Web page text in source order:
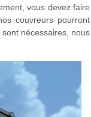
vous devez faire
couvreurs pourront
nécessaires, nous